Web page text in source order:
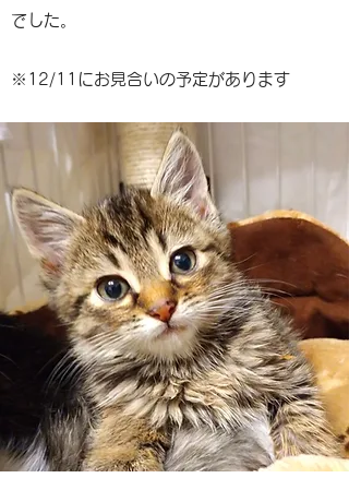
でした。
※12/11にお見合いの予定があります